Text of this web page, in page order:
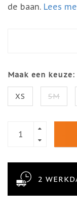
de baan. Lees
Maak een keuze:
XS SM
2